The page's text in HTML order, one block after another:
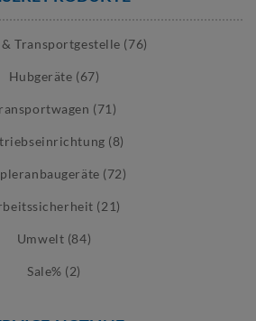
& Transportgestelle (76)
Hubgeräte (67)
(71)
(8)
(72)
(21)
Umwelt (84)
Sale% (2)